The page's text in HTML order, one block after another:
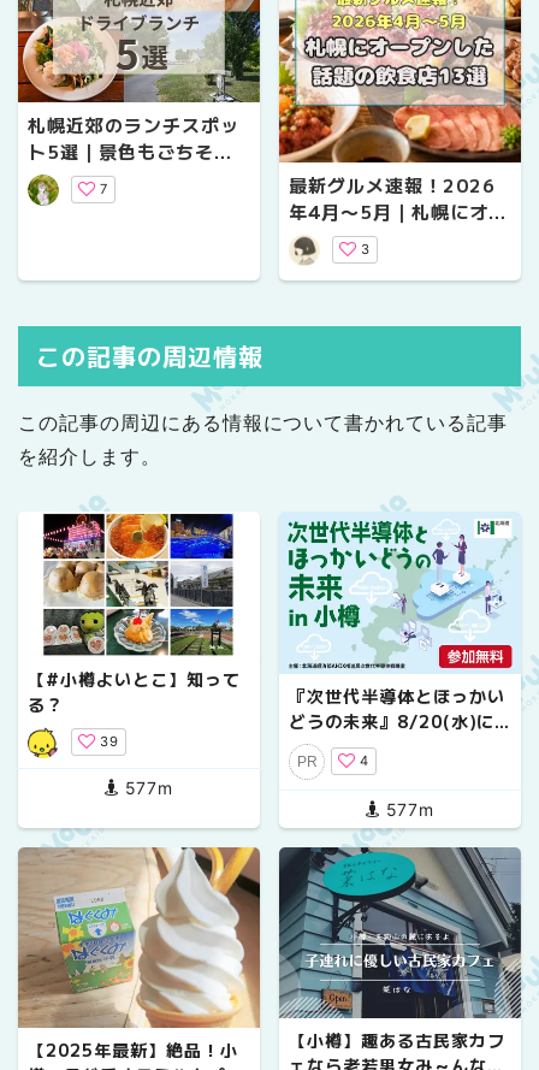
札幌近郊のランチスポッ
ト5選｜景色もごちそ
う！車で1時間圏内で森
や農園など自然を満喫！
7
最新グルメ速報！2026
年4月〜5月｜札幌にオー
プンした話題の飲食店13
選
3
この記事の周辺情報
この記事の周辺にある情報について書かれている記事
を紹介します。
【#小樽よいとこ】知って
る？
39
577m
『次世代半導体とほっかい
どうの未来』8/20(水)に
小樽で開催！現地／オンラ
イン聴講参加者募集中
PR 4
577m
【2025年最新】絶品！小
【小樽】趣ある古民家カフ